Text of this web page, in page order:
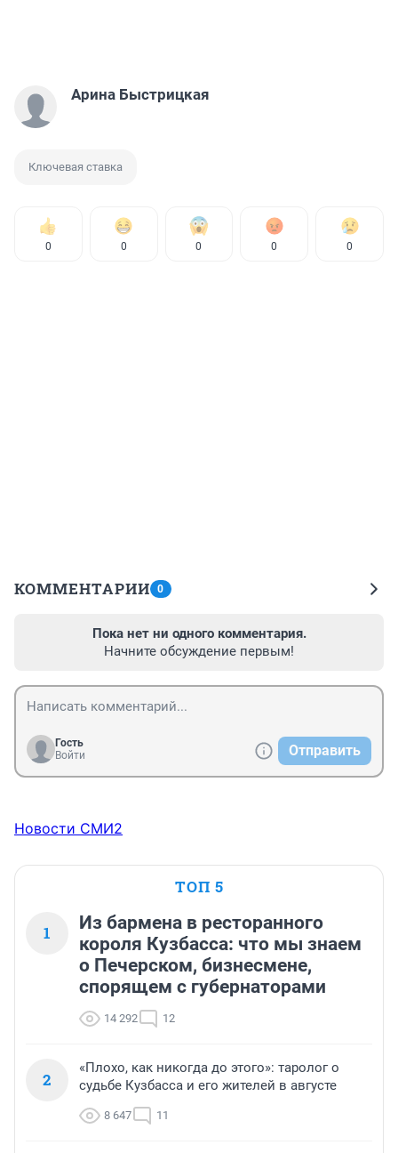
Арина Быстрицкая
Ключевая ставка
0 0 0 0 0
КОММЕНТАРИИ 0
Пока нет ни одного комментария.
Начните обсуждение первым!
Гость
Войти
Отправить
Новости СМИ2
ТОП 5
1
Из бармена в ресторанного
короля Кузбасса: что мы знаем
о Печерском, бизнесмене,
спорящем с губернаторами
14 292 12
2
«Плохо, как никогда до этого»: таролог о
судьбе Кузбасса и его жителей в августе
8 647 11